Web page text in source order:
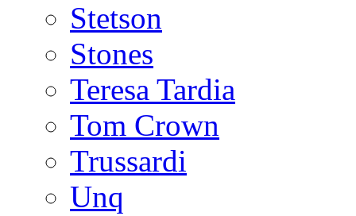
Stetson
Stones
Teresa Tardia
Tom Crown
Trussardi
Unq